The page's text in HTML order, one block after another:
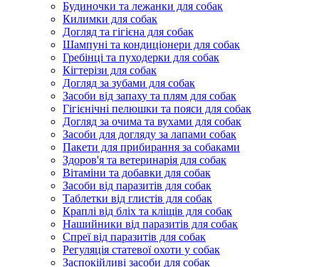
Будиночки та лежанки для собак
Килимки для собак
Догляд та гігієна для собак
Шампуні та кондиціонери для собак
Гребінці та пуходерки для собак
Кігтерізи для собак
Догляд за зубами для собак
Засоби від запаху та плям для собак
Гігієнічні пелюшки та пояси для собак
Догляд за очима та вухами для собак
Засоби для догляду за лапами собак
Пакети для прибирання за собаками
Здоров'я та ветеринарія для собак
Вітаміни та добавки для собак
Засоби від паразитів для собак
Таблетки від глистів для собак
Краплі від бліх та кліщів для собак
Нашийники від паразитів для собак
Спреї від паразитів для собак
Регуляція статевої охоти у собак
Заспокійливі засоби для собак